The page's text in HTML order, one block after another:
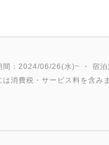
：2024/06/26(水)~ ・ 宿
消費税・サービス料を含み